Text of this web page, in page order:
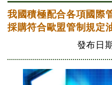
我國積極配合各項國際
採購符合歐盟管制規定
發布日